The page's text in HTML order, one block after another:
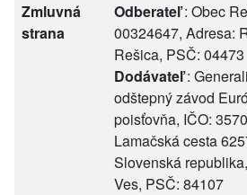
Zmluvná
strana
Odberateľ: Obec
00324647, Adresa:
Rešica, PSČ: 04473
Dodávateľ:
odštepný závod
poisťovňa, IČO:
Lamačská cesta
Slovenská
Ves, PSČ: 84107